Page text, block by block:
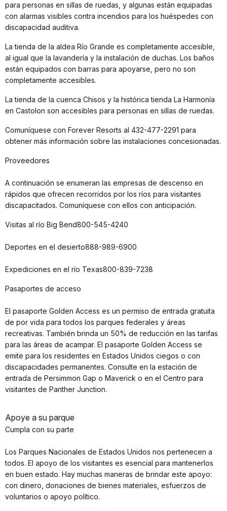
para personas en sillas de ruedas, y algunas están equipadas
con alarmas visibles contra incendios para los huéspedes con
discapacidad auditiva.
La tienda de la aldea Río Grande es completamente accesible,
al igual que la lavandería y la instalación de duchas. Los baños
están equipados con barras para apoyarse, pero no son
completamente accesibles.
La tienda de la cuenca Chisos y la histórica tienda La Harmonía
en Castolon son accesibles para personas en sillas de ruedas.
Comuníquese con Forever Resorts al 432-477-2291 para
obtener más información sobre las instalaciones concesionadas.
Proveedores
A continuación se enumeran las empresas de descenso en
rápidos que ofrecen recorridos por los ríos para visitantes
discapacitados. Comuníquese con ellos con anticipación.
Visitas al río Big Bend800-545-4240
Deportes en el desierto888-989-6900
Expediciones en el río Texas800-839-7238
Pasaportes de acceso
El pasaporte Golden Access es un permiso de entrada gratuita
de por vida para todos los parques federales y áreas
recreativas. También brinda un 50% de reducción en las tarifas
para las áreas de acampar. El pasaporte Golden Access se
emite para los residentes en Estados Unidos ciegos o con
discapacidades permanentes. Consulte en la estación de
entrada de Persimmon Gap o Maverick o en el Centro para
visitantes de Panther Junction.
Apoye a su parque
Cumpla con su parte
Los Parques Nacionales de Estados Unidos nos pertenecen a
todos. El apoyo de los visitantes es esencial para mantenerlos
en buen estado. Hay muchas maneras de brindar este apoyo:
con dinero, donaciones de bienes materiales, esfuerzos de
voluntarios o apoyo político.